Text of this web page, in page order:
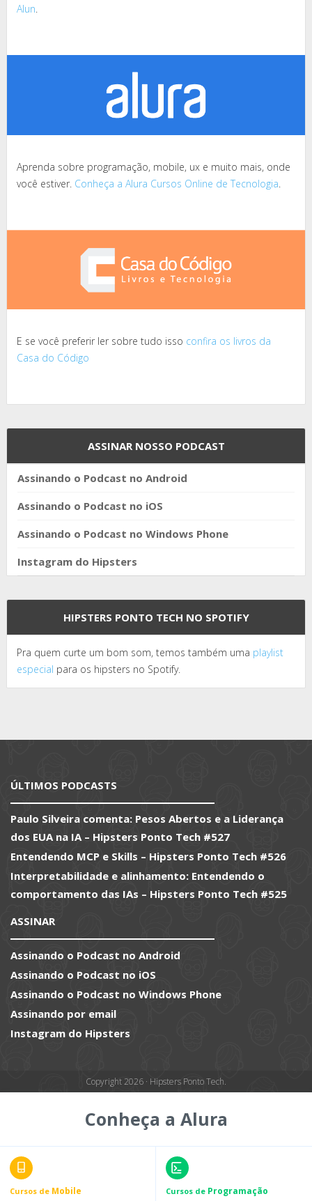
Alun.
Aprenda sobre programação, mobile, ux e muito mais, onde
você estiver. Conheça a Alura Cursos Online de Tecnologia
E se você preferir ler sobre tudo isso confira os livros da
Casa do Código
ASSINAR NOSSO PODCAST
Assinando o Podcast no Android
Assinando o Podcast no iOS
Assinando o Podcast no Windows Phone
Instagram do Hipsters
HIPSTERS PONTO TECH NO SPOTIFY
Pra quem curte um bom som, temos também uma playlist
especial para os hipsters no Spotify.
ÚLTIMOS PODCASTS
Paulo Silveira comenta: Pesos Abertos e a Liderança
dos EUA na IA – Hipsters Ponto Tech #527
Entendendo MCP e Skills – Hipsters Ponto Tech #526
Interpretabilidade e alinhamento: Entendendo o
comportamento das IAs – Hipsters Ponto Tech #525
ASSINAR
Assinando o Podcast no Android
Assinando o Podcast no iOS
Assinando o Podcast no Windows Phone
Assinando por email
Instagram do Hipsters
Copyright 2026 · Hipsters Ponto Tech.
Conheça a Alura
Cursos de Mobile Cursos de Programação